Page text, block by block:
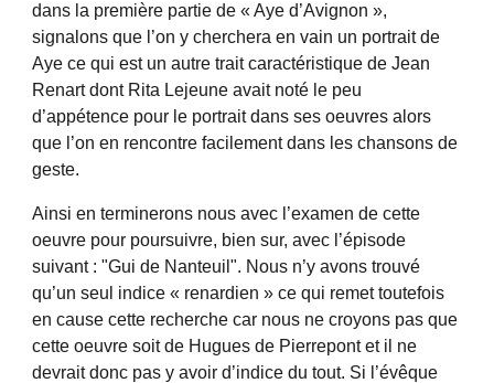
dans la première partie de « Aye d’Avignon »,
signalons que l’on y cherchera en vain un portrait de
Aye ce qui est un autre trait caractéristique de Jean
Renart dont Rita Lejeune avait noté le peu
d’appétence pour le portrait dans ses oeuvres alors
que l’on en rencontre facilement dans les chansons de
geste.
Ainsi en terminerons nous avec l’examen de cette
oeuvre pour poursuivre, bien sur, avec l’épisode
suivant : "Gui de Nanteuil". Nous n’y avons trouvé
qu’un seul indice « renardien » ce qui remet toutefois
en cause cette recherche car nous ne croyons pas que
cette oeuvre soit de Hugues de Pierrepont et il ne
devrait donc pas y avoir d’indice du tout. Si l’évêque